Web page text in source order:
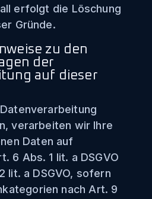
erfolgt die Löschung
Gründe.
zu den
der
auf dieser
verarbeiten wir Ihre
Daten auf
6 Abs. 1 lit. a DSGVO
lit. a DSGVO, sofern
nach Art. 9